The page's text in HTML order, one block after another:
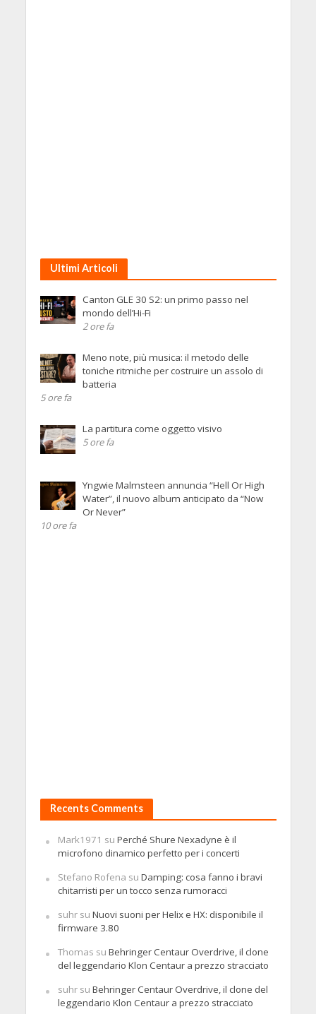
Ultimi Articoli
Canton GLE 30 S2: un primo passo nel
mondo dell’Hi-Fi
2 ore fa
Meno note, più musica: il metodo delle
toniche ritmiche per costruire un assolo di
batteria
5 ore fa
La partitura come oggetto visivo
5 ore fa
Yngwie Malmsteen annuncia “Hell Or High
Water”, il nuovo album anticipato da “Now
Or Never”
10 ore fa
Recents Comments
Mark1971 su Perché Shure Nexadyne è il
microfono dinamico perfetto per i concerti
Stefano Rofena su Damping: cosa fanno i bravi
chitarristi per un tocco senza rumoracci
suhrsu Nuovi suoni per Helix e HX: disponibile il
firmware 3.80
Thomas su Behringer Centaur Overdrive, il clone
del leggendario Klon Centaur a prezzo stracciato
suhrsu Behringer Centaur Overdrive, il clone del
leggendario Klon Centaur a prezzo stracciato